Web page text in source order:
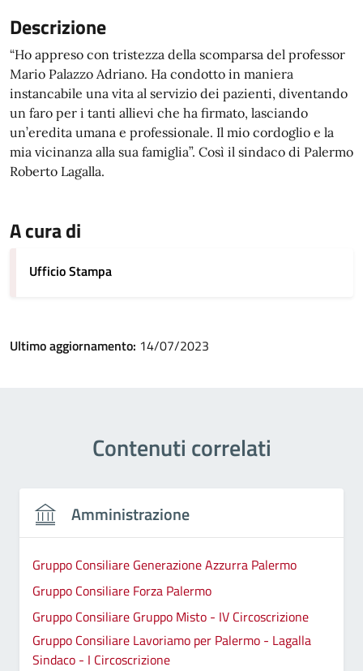
Descrizione
“Ho appreso con tristezza della scomparsa del professor
Mario Palazzo Adriano. Ha condotto in maniera
instancabile una vita al servizio dei pazienti, diventando
un faro per i tanti allievi che ha firmato, lasciando
un’eredita umana e professionale. Il mio cordoglio e la
mia vicinanza alla sua famiglia”. Così il sindaco di Palermo
Roberto Lagalla.
A cura di
Ufficio Stampa
Ultimo aggiornamento: 14/07/2023
Contenuti correlati
Amministrazione
Gruppo Consiliare Generazione Azzurra Palermo
Gruppo Consiliare Forza Palermo
Gruppo Consiliare Gruppo Misto - IV Circoscrizione
Gruppo Consiliare Lavoriamo per Palermo - Lagalla
Sindaco - I Circoscrizione